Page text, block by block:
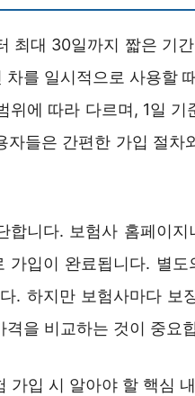
최대 30일까지 짧은 기
차를 일시적으로 사용할
위에 따라 다르며, 1일
자들은 간편한 가입 절차
합니다. 보험사 홈페이
가입이 완료됩니다. 별
. 하지만 보험사마다 보
을 비교하는 것이 중요
가입 시 알아야 할 핵심